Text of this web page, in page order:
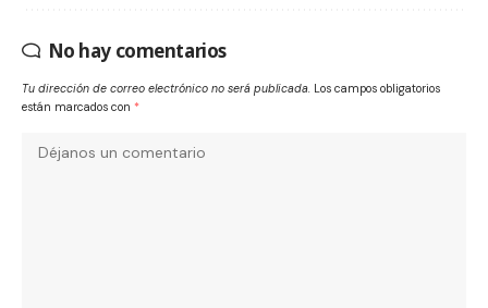
No hay comentarios
Tu dirección de correo electrónico no será publicada. Los campos obligatorios
están marcados con *